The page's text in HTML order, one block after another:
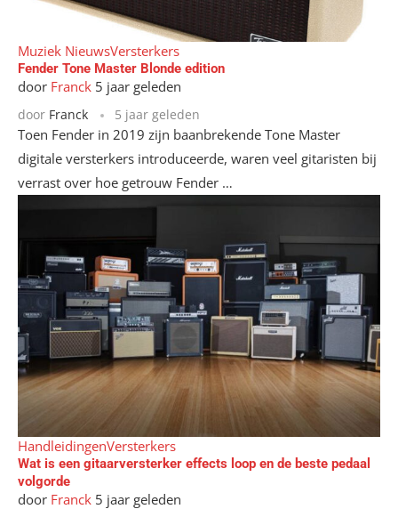
Muziek NieuwsVersterkers
Fender Tone Master Blonde edition
door Franck 5 jaar geleden
door Franck 5 jaar geleden
Toen Fender in 2019 zijn baanbrekende Tone Master
digitale versterkers introduceerde, waren veel gitaristen bij
verrast over hoe getrouw Fender …
HandleidingenVersterkers
Wat is een gitaarversterker effects loop en de beste pedaal
volgorde
door Franck 5 jaar geleden